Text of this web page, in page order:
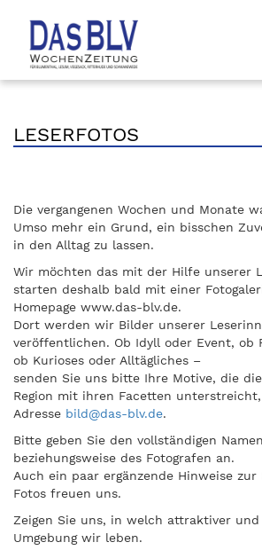
LESERFOTOS
Die vergangenen Wochen und Monate
Umso mehr ein Grund, ein bisschen
in den Alltag zu lassen.
Wir möchten das mit der Hilfe unserer
starten deshalb bald mit einer
Homepage www.das-blv.de.
Dort werden wir Bilder unserer
veröffentlichen. Ob Idyll oder Event, ob
ob Kurioses oder Alltägliches –
senden Sie uns bitte Ihre Motive, die
Region mit ihren Facetten
Adresse bild@das-blv.de.
Bitte geben Sie den vollständigen
beziehungsweise des Fotografen an.
Auch ein paar ergänzende Hinweise zur
Fotos freuen uns.
Zeigen Sie uns, in welch attraktiver
Umgebung wir leben.